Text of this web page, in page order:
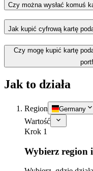
Czy można wysłać komuś
Jak kupić cyfrową kartę
Czy mogę kupić kartę
Jak to działa
Region Germany
Wartość
Krok 1
Wybierz region